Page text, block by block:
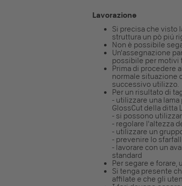
Lavorazione
Si precisa che visto
struttura un pò piú
Non è possibile
Un'assegnazione
possibile per motivi
Prima di procedere
normale situazione
successivo utilizzo.
Per un risultato di
- utilizzare una
GlossCut della ditta
- si possono
- regolare l'altezza
- utilizzare un
- prevenire lo
- lavorare con un
standard
Per segare e
Si tenga presente
affilate e che gli